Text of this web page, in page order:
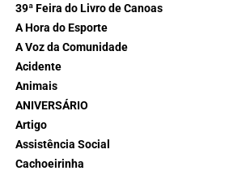
39ª Feira do Livro de Canoas
A Hora do Esporte
A Voz da Comunidade
Acidente
Animais
ANIVERSÁRIO
Artigo
Assistência Social
Cachoeirinha